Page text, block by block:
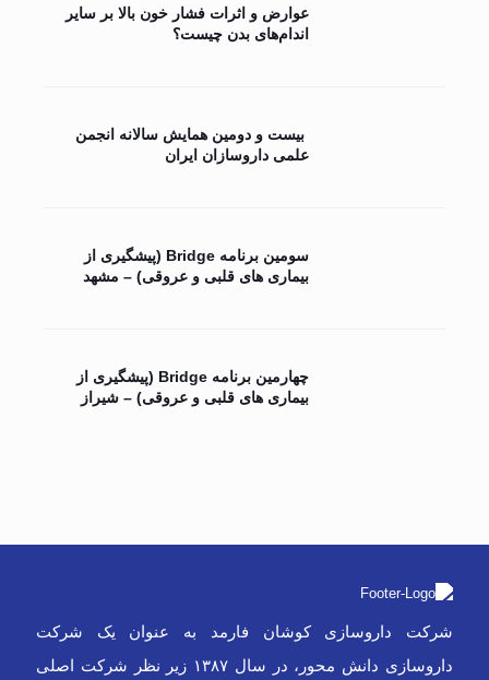
عوارض و اثرات فشار خون بالا بر سایر
اندام‌های بدن چیست؟
بیست و دومین همایش سالانه انجمن
علمی داروسازان ایران
سومین برنامه Bridge (پیشگیری از
بیماری های قلبی و عروقی) – مشهد
چهارمین برنامه Bridge (پیشگیری از
بیماری های قلبی و عروقی) – شیراز
شرکت داروسازی کوشان فارمد به عنوان یک شرکت
داروسازی دانش محور، در سال ۱۳۸۷ زیر نظر شرکت اصلی